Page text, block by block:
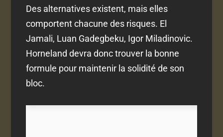
Des alternatives existent, mais elles
comportent chacune des risques. El
Jamali, Luan Gadegbeku, Igor Miladinovic.
Horneland devra donc trouver la bonne
formule pour maintenir la solidité de son
bloc.